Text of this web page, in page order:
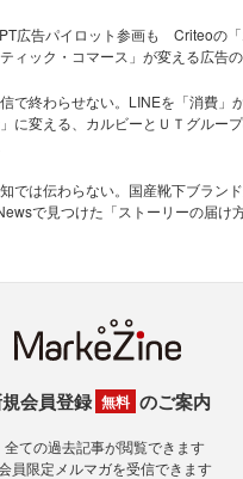
広告パイロット参画も Criteoの
ィック・コマース」が変える広告
で終わらせない。LINEを「消費」
」に変える、カルビーとＵＴグルー
では伝わらない。国産靴下ブラン
で見つけた「ストーリーの届け方
会員登録 無料 のご案内
全ての過去記事が閲覧できます
員限定メルマガを受信できます